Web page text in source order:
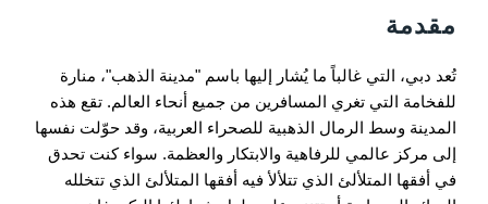
مقدمة
تُعد دبي، التي غالباً ما يُشار إليها باسم "مدينة الذهب"، منارة
للفخامة التي تغري المسافرين من جميع أنحاء العالم. تقع هذه
المدينة وسط الرمال الذهبية للصحراء العربية، وقد حوّلت نفسها
إلى مركز عالمي للرفاهية والابتكار والعظمة. سواء كنت تحدق
في أفقها المتلألئ الذي تتلألأ فيه أفقها المتلألئ الذي تتخلله